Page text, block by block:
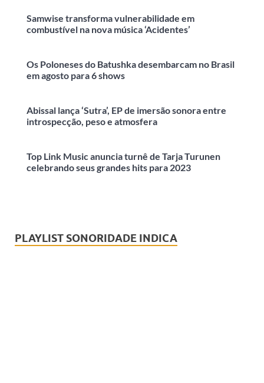
Samwise transforma vulnerabilidade em
combustível na nova música ‘Acidentes’
Os Poloneses do Batushka desembarcam no Brasil
em agosto para 6 shows
Abissal lança ‘Sutra’, EP de imersão sonora entre
introspecção, peso e atmosfera
Top Link Music anuncia turnê de Tarja Turunen
celebrando seus grandes hits para 2023
PLAYLIST SONORIDADE INDICA